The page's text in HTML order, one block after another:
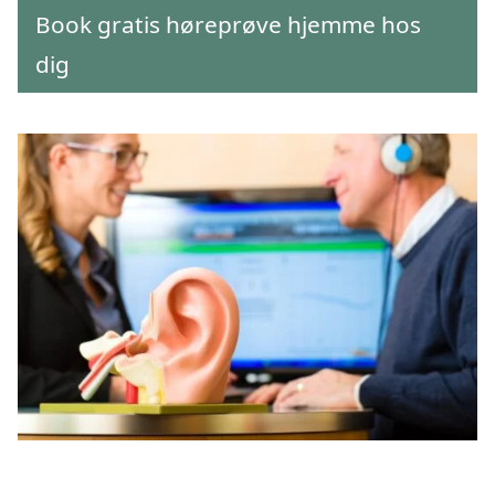
Book gratis høreprøve hjemme hos
dig